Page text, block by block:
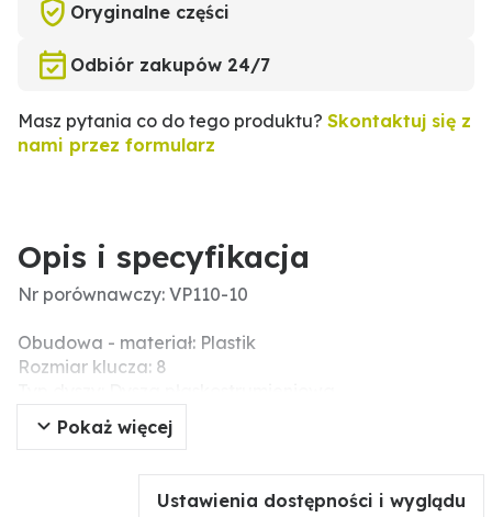
Oryginalne części
Odbiór zakupów 24/7
Masz pytania co do tego produktu? Skontaktuj się z
nami przez formularz
Opis i specyfikacja
Nr porównawczy: VP110-10
Obudowa - materiał: Plastik
Rozmiar klucza: 8
Kąt oprysku: 110°
Zalecany filtr (liczba oczek): 25
Pokaż więcej
Ustawienia dostępności i wyglądu